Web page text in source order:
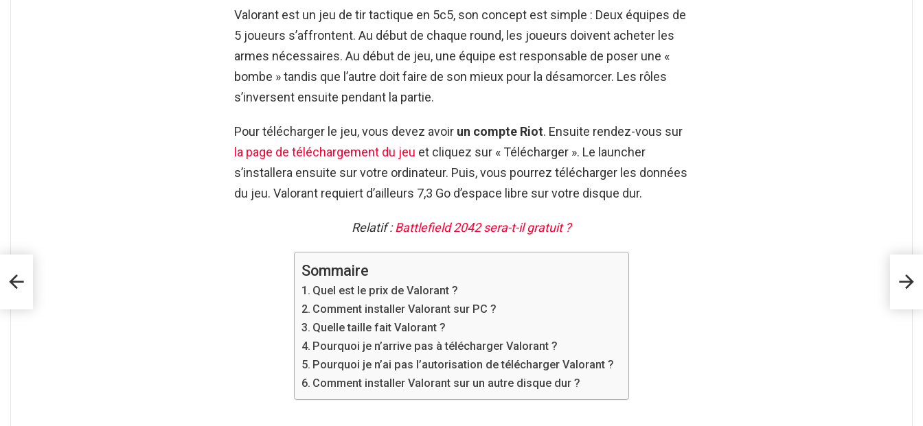
Valorant est un jeu de tir tactique en 5c5, son concept est simple : Deux équipes de
5 joueurs s’affrontent. Au début de chaque round, les joueurs doivent acheter les
armes nécessaires. Au début de jeu, une équipe est responsable de poser une «
bombe » tandis que l’autre doit faire de son mieux pour la désamorcer. Les rôles
s’inversent ensuite pendant la partie.
Pour télécharger le jeu, vous devez avoir un compte Riot. Ensuite rendez-vous sur
la page de téléchargement du jeu et cliquez sur « Télécharger ». Le launcher
s’installera ensuite sur votre ordinateur. Puis, vous pourrez télécharger les données
du jeu. Valorant requiert d’ailleurs 7,3 Go d’espace libre sur votre disque dur.
Relatif :Battlefield 2042 sera-t-il gratuit ?
Sommaire
Quel est le prix de Valorant ?
Comment installer Valorant sur PC ?
Quelle taille fait Valorant ?
Pourquoi je n’arrive pas à télécharger Valorant ?
Pourquoi je n’ai pas l’autorisation de télécharger Valorant ?
Comment installer Valorant sur un autre disque dur ?